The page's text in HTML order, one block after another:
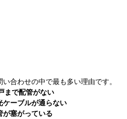
合わせの中で最も多い理由です。
まで配管がない
ケーブルが通らない
が塞がっている